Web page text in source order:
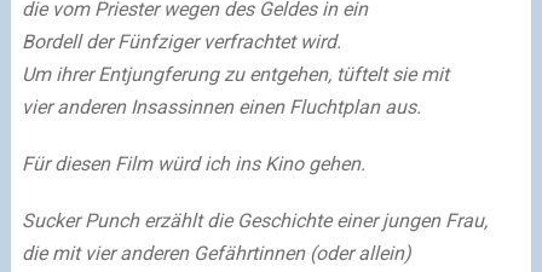
die vom Priester wegen des Geldes in ein
Bordell der Fünfziger verfrachtet wird.
Um ihrer Entjungferung zu entgehen, tüftelt sie mit
vier anderen Insassinnen einen Fluchtplan aus.
Für diesen Film würd ich ins Kino gehen.
Sucker Punch erzählt die Geschichte einer jungen Frau,
die mit vier anderen Gefährtinnen (oder allein)